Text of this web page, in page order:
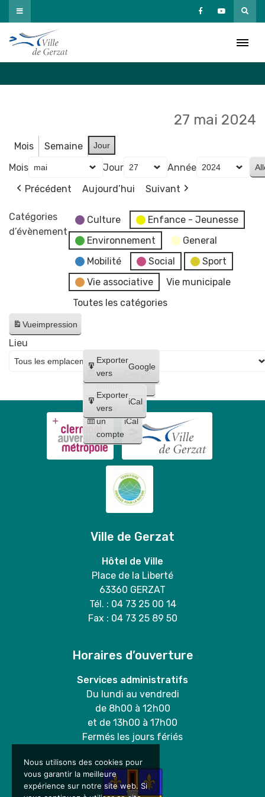
Passer
au
contenu
27 mai 2024
Mois Semaine Jour
Mois Jour
Année
Précédent
Aujourd’hui Suivant
Catégories
d’évènement
Culture
Enfance - Jeunesse
Environnement
General
Mobilité
Social
Sport
Vie associative
Vie municipale
Toutes les catégories
Vueimpression
Créer
un
compte
Google
Créer
un
compte
iCal
Exporter
vers
Google
Exporter
vers
iCal
Lieu
Ville de Gerzat
Hôtel de Ville
Place de la Liberté
63360 GERZAT
Tél. : 04 73 25 00 14
Fax : 04 73 25 89 50
Horaires d’ouverture
Services administratifs
Du lundi au vendredi
de 8h00 à 12h00
et de 13h00 à 17h00
Fermés les jours fériés
Nous utilisons des cookies pour
vous garantir la meilleure
expérience sur notre site web. Si